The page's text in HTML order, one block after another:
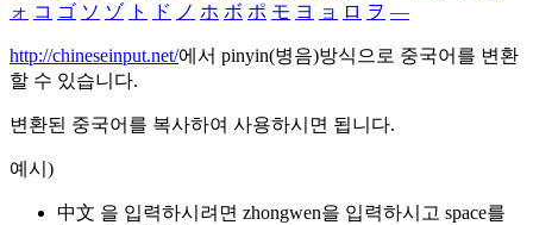
ォ コ ゴ ソ ゾ ト ド ノ ホ ボ ポ モ ヨ ョ ロ ヲ ―
http://chineseinput.net/에서 pinyin(병음)방식으로 중국어를 변환
할 수 있습니다.
변환된 중국어를 복사하여 사용하시면 됩니다.
예시)
中文 을 입력하시려면 zhongwen을 입력하시고 space를